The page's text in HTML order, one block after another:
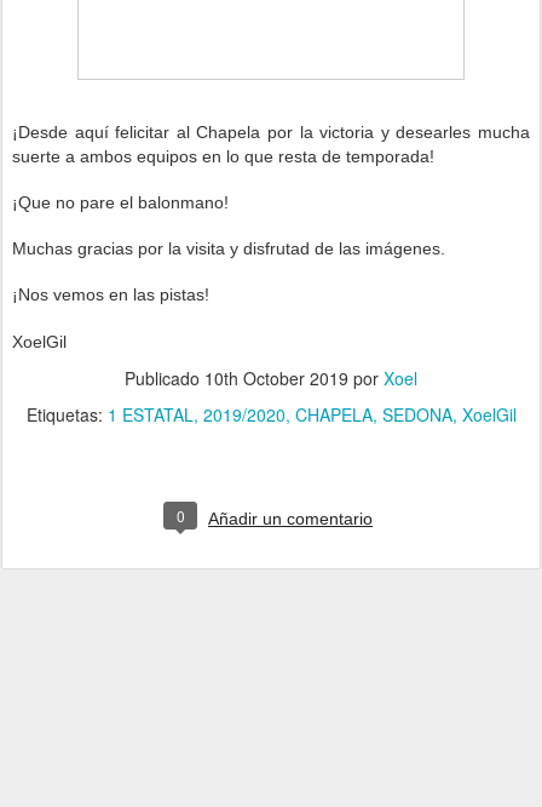
¡Desde aquí felicitar al Chapela por la victoria y desearles mucha
suerte a ambos equipos en lo que resta de temporada!
¡Que no pare el balonmano!
Muchas gracias por la visita y disfrutad de las imágenes.
¡Nos vemos en las pistas!
XoelGil
Publicado 10th October 2019 por Xoel
Etiquetas: 1 ESTATAL 2019/2020 CHAPELA SEDONA XoelGil
0 Añadir un comentario